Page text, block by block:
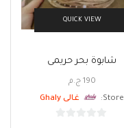
QUICK VIEW
شابوة بحر حريمى
190 ج.م
Store:
غالى Ghaly